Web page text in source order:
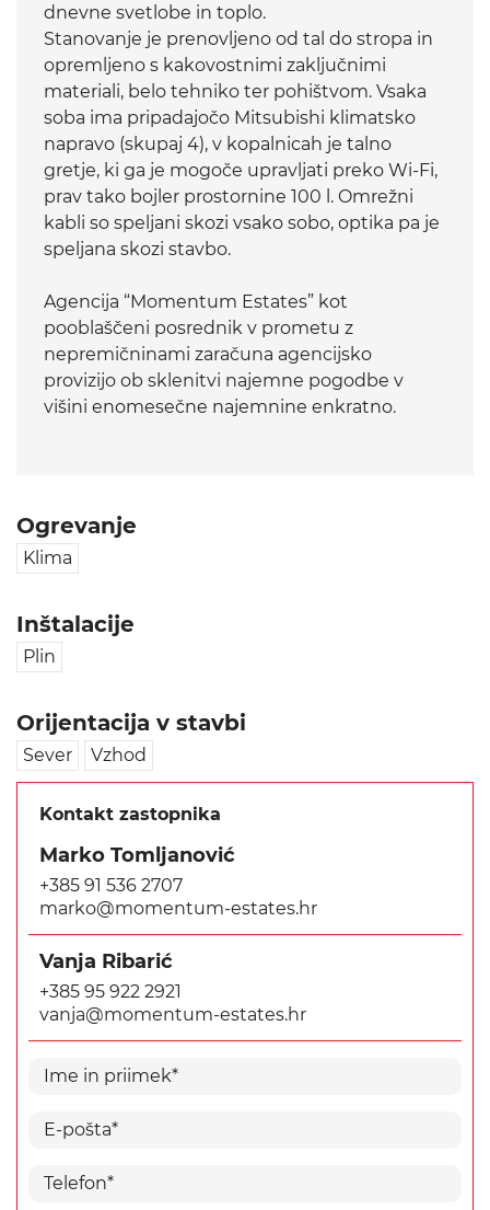
dnevne svetlobe in toplo.
Stanovanje je prenovljeno od tal do stropa in
opremljeno s kakovostnimi zaključnimi
materiali, belo tehniko ter pohištvom. Vsaka
soba ima pripadajočo Mitsubishi klimatsko
napravo (skupaj 4), v kopalnicah je talno
gretje, ki ga je mogoče upravljati preko Wi-Fi,
prav tako bojler prostornine 100 l. Omrežni
kabli so speljani skozi vsako sobo, optika pa je
speljana skozi stavbo.
Agencija “Momentum Estates” kot
pooblaščeni posrednik v prometu z
nepremičninami zaračuna agencijsko
provizijo ob sklenitvi najemne pogodbe v
višini enomesečne najemnine enkratno.
Ogrevanje
Klima
Inštalacije
Plin
Orijentacija v stavbi
Sever Vzhod
Kontakt zastopnika
Marko Tomljanović
+385 91 536 2707
marko@momentum-estates.hr
Vanja Ribarić
+385 95 922 2921
vanja@momentum-estates.hr